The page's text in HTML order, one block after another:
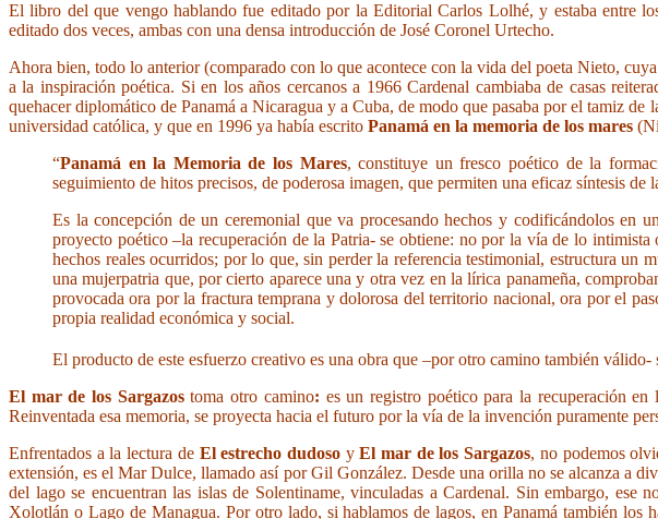
El libro del que vengo hablando fue editado por la Editorial Carlos Lolhé, y estaba entre
editado dos veces, ambas con una densa introducción de José Coronel Urtecho.
Ahora bien, todo lo anterior (comparado con lo que acontece con la vida del poeta Nieto,
a la inspiración poética. Si en los años cercanos a 1966 Cardenal cambiaba de casas
quehacer diplomático de Panamá a Nicaragua y a Cuba, de modo que pasaba por el tamiz
universidad católica, y que en 1996 ya había escrito Panamá en la memoria de los mares
“Panamá en la Memoria de los Mares, constituye un fresco poético de la
seguimiento de hitos precisos, de poderosa imagen, que permiten una eficaz síntesis
Es la concepción de un ceremonial que va procesando hechos y codificándolos en
proyecto poético –la recuperación de la Patria- se obtiene: no por la vía de lo
hechos reales ocurridos; por lo que, sin perder la referencia testimonial, estructura
una mujerpatria que, por cierto aparece una y otra vez en la lírica panameña,
provocada ora por la fractura temprana y dolorosa del territorio nacional, ora por el
propia realidad económica y social.
El producto de este esfuerzo creativo es una obra que –por otro camino también
El mar de los Sargazostoma otro camino: es un registro poético para la recuperación
Reinventada esa memoria, se proyecta hacia el futuro por la vía de la invención puramente
Enfrentados a la lectura de El estrecho dudosoyEl mar de los Sargazos, no podemos
extensión, es el Mar Dulce, llamado así por Gil González. Desde una orilla no se alcanza a
del lago se encuentran las islas de Solentiname, vinculadas a Cardenal. Sin embargo,
Xolotlán o Lago de Managua. Por otro lado, si hablamos de lagos, en Panamá también los